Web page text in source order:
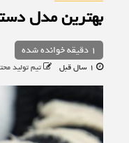
بهترین مدل
1 دقیقه خوانده شده
تیم تولید